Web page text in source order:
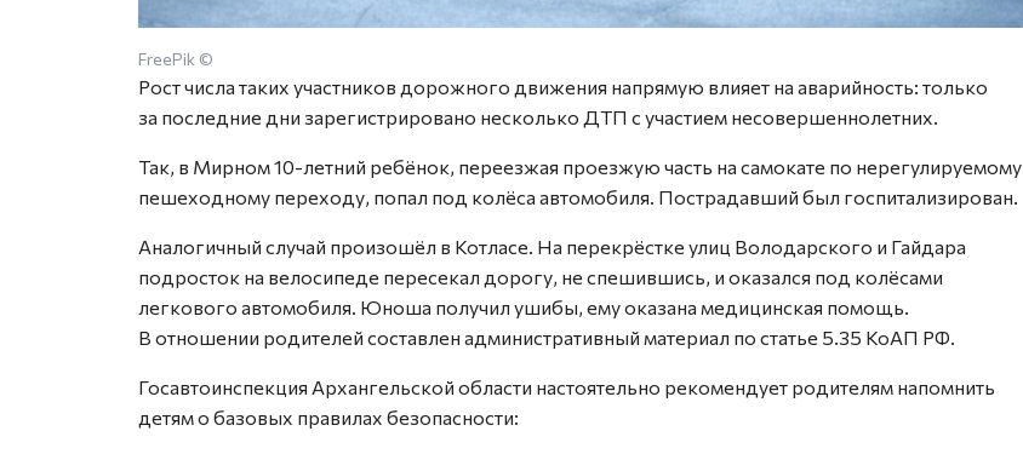
FreePik ©
Рост числа таких участников дорожного движения напрямую влияет на аварийность: только
за последние дни зарегистрировано несколько ДТП с участием несовершеннолетних.
Так, в Мирном 10-летний ребёнок, переезжая проезжую часть на самокате по нерегулируемому
пешеходному переходу, попал под колёса автомобиля. Пострадавший был госпитализирован.
Аналогичный случай произошёл в Котласе. На перекрёстке улиц Володарского и Гайдара
подросток на велосипеде пересекал дорогу, не спешившись, и оказался под колёсами
легкового автомобиля. Юноша получил ушибы, ему оказана медицинская помощь.
В отношении родителей составлен административный материал по статье 5.35 КоАП РФ.
Госавтоинспекция Архангельской области настоятельно рекомендует родителям напомнить
детям о базовых правилах безопасности: